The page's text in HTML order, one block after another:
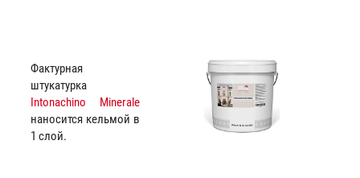
Фактурная
штукатурка
Intonachino Minerale
наносится кельмой в
1 слой.